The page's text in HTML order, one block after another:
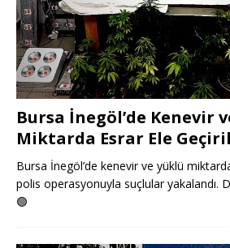
Bursa İnegöl’de Kenevir
Miktarda Esrar Ele
Bursa İnegöl’de kenevir ve yüklü
polis operasyonuyla suçlular yakalandı.
🟢